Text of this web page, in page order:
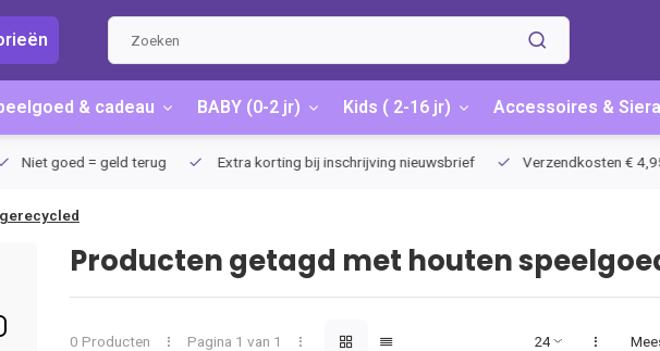
& cadeau BABY (0-2 jr) Kids ( 2-16 jr) Accessoires &
goed = geld terug Extra korting bij inschrijving nieuwsbrief Verzendkosten € 4,95 /
Producten getagd met houten
0 Producten Pagina 1 van 1